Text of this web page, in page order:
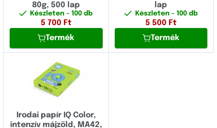
80g, 500 lap
Készleten- 100 db
5 700 Ft
Termék
lap
Készleten - 100 db
5 500 Ft
Termék
Irodai papír IQ Color,
intenzív májzöld, MA42,